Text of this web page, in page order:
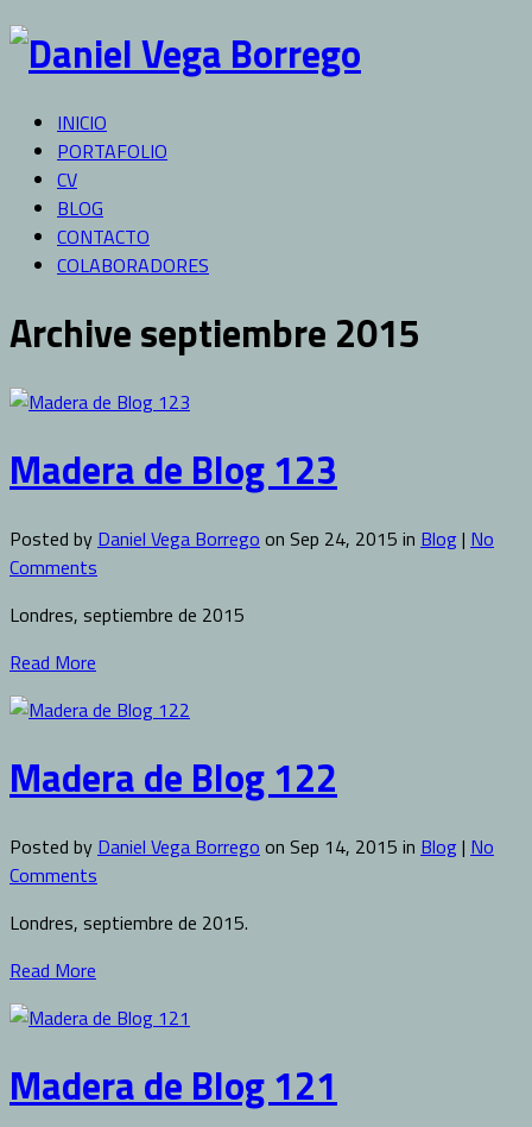
INICIO
PORTAFOLIO
CV
BLOG
CONTACTO
COLABORADORES
Archive septiembre 2015
Madera de Blog 123
Posted by Daniel Vega Borrego on Sep 24, 2015 in Blog| No
Comments
Londres, septiembre de 2015
Read More
Madera de Blog 122
Posted by Daniel Vega Borrego on Sep 14, 2015 in Blog| No
Comments
Londres, septiembre de 2015.
Read More
Madera de Blog 121